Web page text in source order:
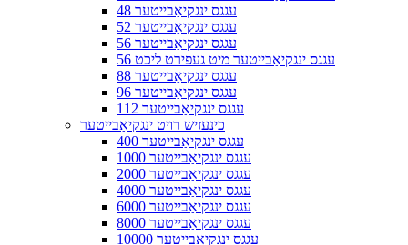
48 עגגס ינגקיאַבייטער
52 עגגס ינגקיאַבייטער
56 עגגס ינגקיאַבייטער
56 עגגס ינגקיאַבייטער מיט געפירט ליכט
88 עגגס ינגקיאַבייטער
96 עגגס ינגקיאַבייטער
112 עגגס ינגקיאַבייטער
כינעזיש רויט ינגקיאַבייטער
400 עגגס ינגקיאַבייטער
1000 עגגס ינגקיאַבייטער
2000 עגגס ינגקיאַבייטער
4000 עגגס ינגקיאַבייטער
6000 עגגס ינגקיאַבייטער
8000 עגגס ינגקיאַבייטער
10000 עגגס ינגקיאַבייטער